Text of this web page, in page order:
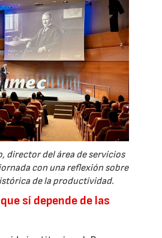
director del área de servicios
con una reflexión sobre
de la productividad.
sí depende de las